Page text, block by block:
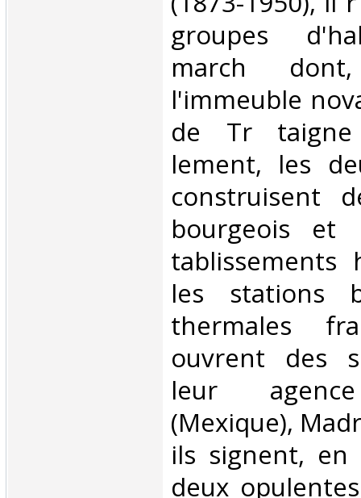
groupes
march
l'immeuble
de Tr taigne
lement, les
construisent
bourgeois
les stations
thermales
ouvrent des
leur
(Mexique),
ils signent, en
deux